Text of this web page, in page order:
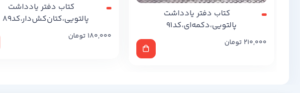
کتاب دفتر یادداشت
پالتویی،دکمه‌ای،کد91
210,000 تومان
کتاب دفتر یادداشت
پالتویی،کتان‌کش‌دار،کد89
180,000 تومان